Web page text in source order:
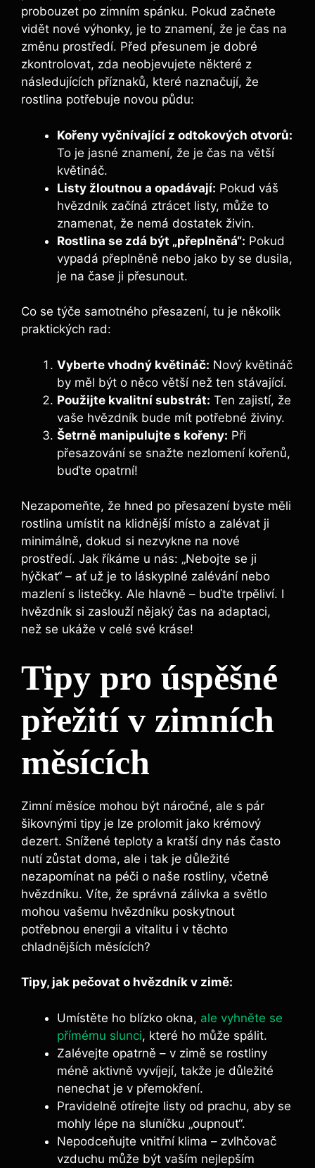
probouzet po zimním spánku. Pokud začnete
vidět nové výhonky, je to znamení, že je čas na
změnu prostředí. Před přesunem je dobré
zkontrolovat, zda neobjevujete některé z
následujících příznaků, které naznačují, že
rostlina potřebuje novou půdu:
Kořeny vyčnívající z odtokových otvorů:
To je jasné znamení, že je čas na větší
květináč.
Listy žloutnou a opadávají: Pokud váš
hvězdník začíná ztrácet listy, může to
znamenat, že nemá dostatek živin.
Rostlina se zdá být „přeplněná“: Pokud
vypadá přeplněně nebo jako by se dusila,
je na čase ji přesunout.
Co se týče samotného přesazení, tu je několik
praktických rad:
Vyberte vhodný květináč: Nový květináč
by měl být o něco větší než ten stávající.
Použijte kvalitní substrát: Ten zajistí, že
vaše hvězdník bude mít potřebné živiny.
Šetrně manipulujte s kořeny: Při
přesazování se snažte nezlomení kořenů,
buďte opatrní!
Nezapomeňte, že hned po přesazení byste měli
rostlina umístit na klidnější místo a zalévat ji
minimálně, dokud si nezvykne na nové
prostředí. Jak říkáme u nás: „Nebojte se ji
hýčkat“ – ať už je to láskyplné zalévání nebo
mazlení s listečky. Ale hlavně – buďte trpěliví. I
hvězdník si zaslouží nějaký čas na adaptaci,
než se ukáže v celé své kráse!
Tipy pro úspěšné
přežití v zimních
měsících
Zimní měsíce mohou být náročné, ale s pár
šikovnými tipy je lze prolomit jako krémový
dezert. Snížené teploty a kratší dny nás často
nutí zůstat doma, ale i tak je důležité
nezapomínat na péči o naše rostliny, včetně
hvězdníku. Víte, že správná zálivka a světlo
mohou vašemu hvězdníku poskytnout
potřebnou energii a vitalitu i v těchto
chladnějších měsících?
Tipy, jak pečovat o hvězdník v zimě:
Umístěte ho blízko okna, ale vyhněte se
přímému slunci, které ho může spálit.
Zalévejte opatrně – v zimě se rostliny
méně aktivně vyvíjejí, takže je důležité
nenechat je v přemokření.
Pravidelně otírejte listy od prachu, aby se
mohly lépe na sluníčku „oupnout“.
Nepodceňujte vnitřní klima – zvlhčovač
vzduchu může být vaším nejlepším